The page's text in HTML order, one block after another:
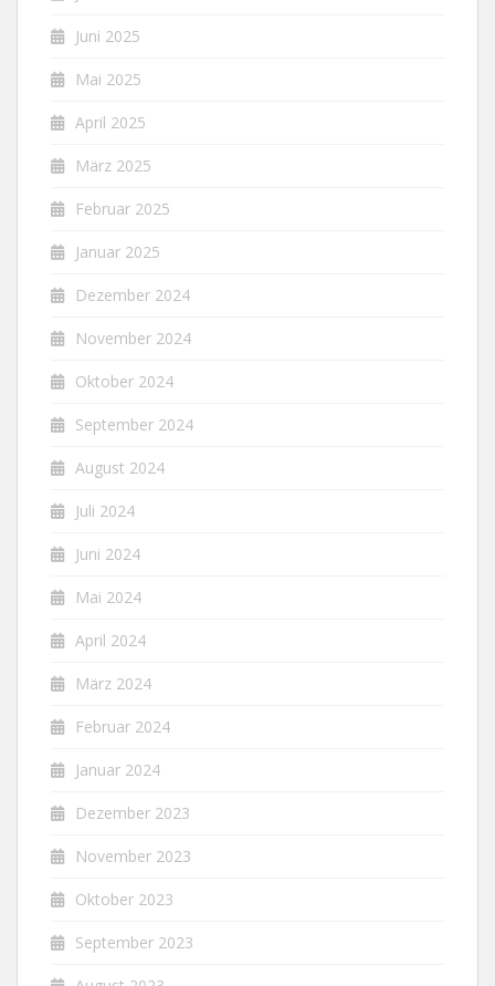
Juni 2025
Mai 2025
April 2025
März 2025
Februar 2025
Januar 2025
Dezember 2024
November 2024
Oktober 2024
September 2024
August 2024
Juli 2024
Juni 2024
Mai 2024
April 2024
März 2024
Februar 2024
Januar 2024
Dezember 2023
November 2023
Oktober 2023
September 2023